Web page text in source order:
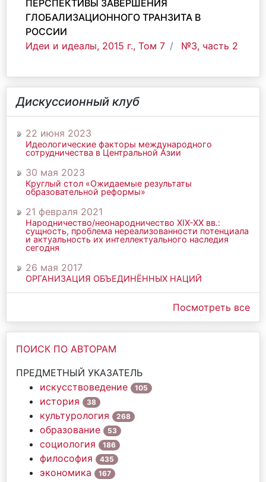
ПЕРСПЕКТИВЫ ЗАВЕРШЕНИЯ
ГЛОБАЛИЗАЦИОННОГО ТРАНЗИТА В
РОССИИ
Идеи и идеалы, 2015 г., Том 7
№3, часть 2
Дискуссионный клуб
22 июня 2023
Идеологические факторы международного
сотрудничества в Центральной Азии
30 мая 2023
Круглый стол «Ожидаемые результаты
образовательной реформы»
21 февраля 2021
Народничество/неонародничество ХIХ-ХХ вв.:
сущность, проблема нереализованности потенциала
и актуальность их интеллектуального наследия
сегодня
26 мая 2017
ОРГАНИЗАЦИЯ ОБЪЕДИНЁННЫХ НАЦИЙ
Посмотреть все
ПОИСК ПО АВТОРАМ
ПРЕДМЕТНЫЙ УКАЗАТЕЛЬ
искусствоведение
105
история 38
культурология 268
образование 53
социология 186
философия 435
экономика 167